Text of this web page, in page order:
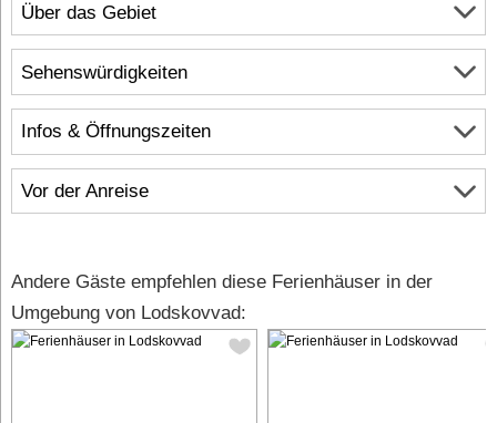
Über das Gebiet
Infos & Öffnungszeiten
Vor der Anreise
Sehenswürdigkeiten
Andere Gäste empfehlen diese Ferienhäuser in der
Umgebung von Lodskovvad: